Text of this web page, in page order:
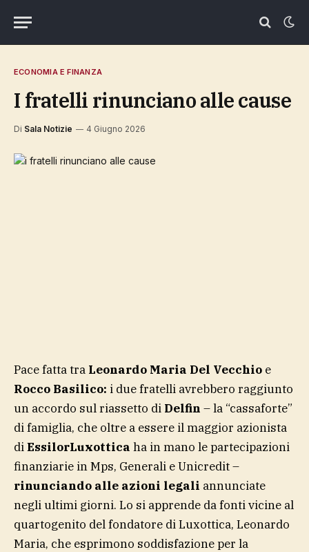
ECONOMIA E FINANZA
i fratelli rinunciano alle cause
Di Sala Notizie 4 Giugno 2026
Pace fatta tra Leonardo Maria Del Vecchio e
Rocco Basilico: i due fratelli avrebbero raggiunto
un accordo sul riassetto di Delfin – la “cassaforte”
di famiglia, che oltre a essere il maggior azionista
diEssilorLuxottica ha in mano le partecipazioni
finanziarie in Mps, Generali e Unicredit –
rinunciando alle azioni legali annunciate
negli ultimi giorni. Lo si apprende da fonti vicine al
quartogenito del fondatore di Luxottica, Leonardo
Maria, che esprimono soddisfazione per la